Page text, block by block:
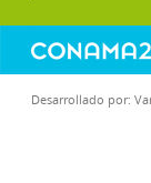
Desarrollado por: